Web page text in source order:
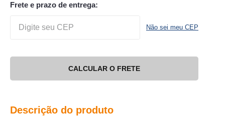
Frete e prazo de entrega:
Não sei meu CEP
CALCULAR O FRETE
Descrição do produto